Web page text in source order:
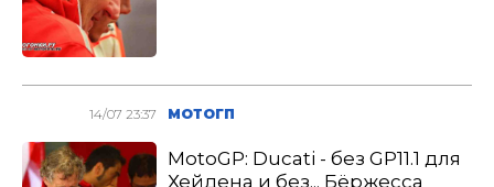
14/07 23:37 МОТОГП
MotoGP: Ducati - без GP11.1 для
Хейдена и без... Бёржесса